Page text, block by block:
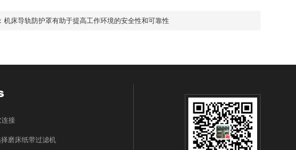
机床导轨防护罩有助于提高工作环境的安全性和可靠性
连接
磨床纸带过滤机